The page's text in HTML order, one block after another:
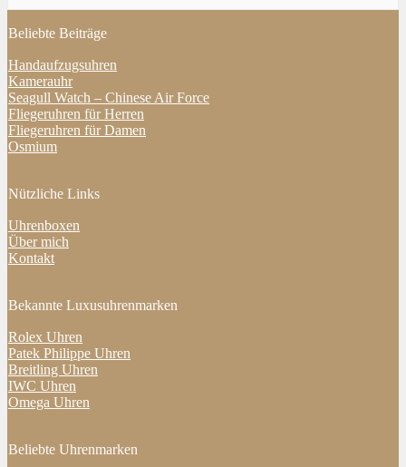
Beliebte Beiträge
Handaufzugsuhren
Kamerauhr
Seagull Watch – Chinese Air Force
Fliegeruhren für Herren
Fliegeruhren für Damen
Osmium
Nützliche Links
Uhrenboxen
Über mich
Kontakt
Bekannte Luxusuhrenmarken
Rolex Uhren
Patek Philippe Uhren
Breitling Uhren
IWC Uhren
Omega Uhren
Beliebte Uhrenmarken